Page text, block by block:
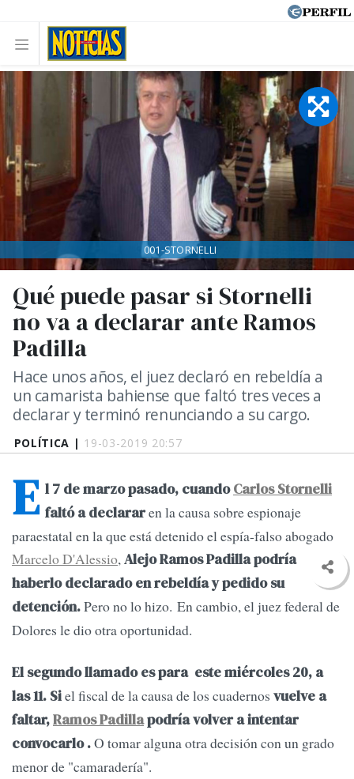
POLÍTICA | 19-03-2019 20:57
Qué puede pasar si Stornelli
no va a declarar ante Ramos
Padilla
Hace unos años, el juez declaró en rebeldía a
un camarista bahiense que faltó tres veces a
declarar y terminó renunciando a su cargo.
001-STORNELLI
E l 7 de marzo pasado, cuandoCarlos Stornelli
faltó a declararen la causa sobre espionaje
paraestatal en la que está detenido el espía-falso abogado
Marcelo D'Alessio,Alejo Ramos Padilla podría
haberlo declarado en rebeldía y pedido su
detención.Pero no lo hizo. En cambio, el juez federal de
Dolores le dio otra oportunidad.
El segundo llamado es para este miércoles 20, a
las 11. Siel fiscal de la causa de los cuadernos vuelve a
faltar,Ramos Padillapodría volver a intentar
convocarlo .O tomar alguna otra decisión con un grado
menor de "camaradería".